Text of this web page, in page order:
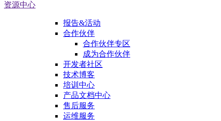
资源中心
报告&活动
合作伙伴
合作伙伴专区
成为合作伙伴
开发者社区
技术博客
培训中心
产品文档中心
售后服务
运维服务